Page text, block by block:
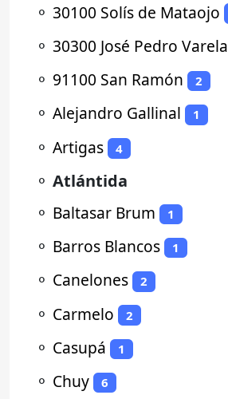
⚬ 30100 Solís de Mataojo
⚬ 30300 José Pedro Varela
⚬ 91100 San Ramón 2
⚬ Alejandro Gallinal 1
⚬ Artigas 4
⚬ Atlántida
⚬ Baltasar Brum 1
⚬ Barros Blancos 1
⚬ Canelones 2
⚬ Carmelo 2
⚬ Casupá 1
⚬ Chuy 6